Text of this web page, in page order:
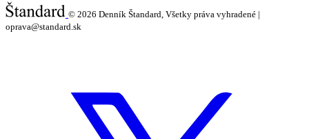
© 2026 Denník Štandard, Všetky práva vyhradené |
oprava@standard.sk